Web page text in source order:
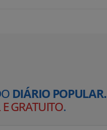
DIÁRIO POPULAR.
GRATUITO.